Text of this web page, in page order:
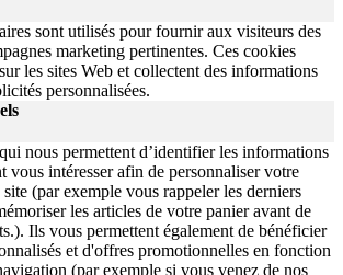
sont utilisés pour fournir aux visiteurs des
marketing pertinentes. Ces cookies
les sites Web et collectent des informations
personnalisées.
nous permettent d’identifier les informations
vous intéresser afin de personnaliser votre
(par exemple vous rappeler les derniers
les articles de votre panier avant de
Ils vous permettent également de bénéficier
et d'offres promotionnelles en fonction
(par exemple si vous venez de nos